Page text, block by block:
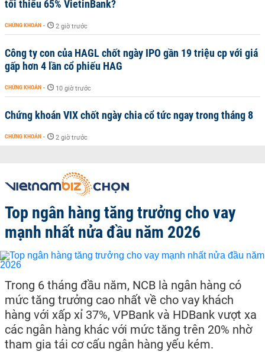
tối thiểu 65% VietinBank?
CHỨNG KHOÁN - 2 giờ trước
Công ty con của HAGL chốt ngày IPO gần 19 triệu cp với giá
gấp hơn 4 lần cổ phiếu HAG
CHỨNG KHOÁN - 10 giờ trước
Chứng khoán VIX chốt ngày chia cổ tức ngay trong tháng 8
CHỨNG KHOÁN - 2 giờ trước
Top ngân hàng tăng trưởng cho vay
mạnh nhất nửa đầu năm 2026
Trong 6 tháng đầu năm, NCB là ngân hàng có
mức tăng trưởng cao nhất về cho vay khách
hàng với xấp xỉ 37%, VPBank và HDBank vượt xa
các ngân hàng khác với mức tăng trên 20% nhờ
tham gia tái cơ cấu ngân hàng yếu kém.